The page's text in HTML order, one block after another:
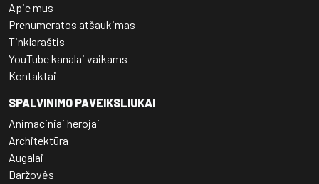
Apie mus
Prenumeratos atšaukimas
Tinklaraštis
YouTube kanalai vaikams
Kontaktai
SPALVINIMO PAVEIKSLIUKAI
Animaciniai herojai
Architektūra
Augalai
Daržovės